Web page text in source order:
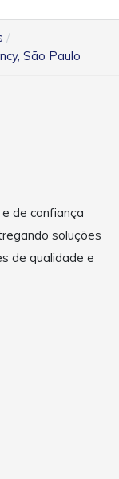
São Paulo
de confiança
soluções
de qualidade e